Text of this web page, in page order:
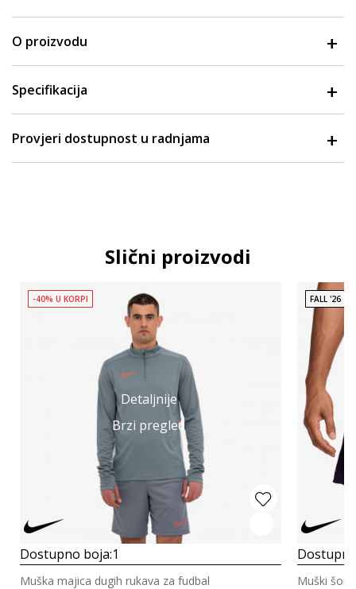
O proizvodu
Specifikacija
Provjeri dostupnost u radnjama
Slični proizvodi
Detaljnije
Brzi pregled
-40% U KORPI
Dostupno boja:1
Muška majica dugih rukava za fudbal
FALL '26
Muški